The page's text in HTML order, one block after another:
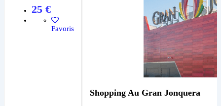
25 €
Favoris
Shopping Au Gran Jonquera